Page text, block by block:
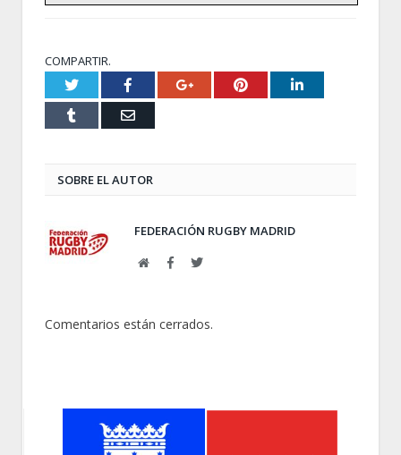
COMPARTIR.
Twitter Facebook Google+ Pinterest LinkedIn
Email
SOBRE EL AUTOR
FEDERACIÓN RUGBY MADRID
WebFacebookTwitter
Comentarios están cerrados.